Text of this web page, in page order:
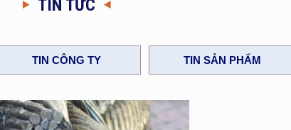
TIN TỨC
TIN CÔNG TY TIN SẢN PHẨM